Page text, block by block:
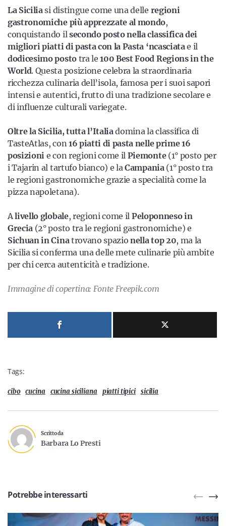
La Siciliasi distingue come una delle regioni
gastronomiche più apprezzate al mondo,
conquistando ilsecondo posto nella classifica dei
migliori piatti di pasta con la Pasta ‘ncasciatae il
dodicesimo postotra le 100 Best Food Regions in the
World. Questa posizione celebra la straordinaria
ricchezza culinaria dell’isola, famosa per i suoi sapori
intensi e autentici, frutto di una tradizione secolare e
di influenze culturali variegate.
Oltre la Sicilia, tutta l’Italiadomina la classifica di
TasteAtlas, con16 piatti di pasta nelle prime 16
posizioni e con regioni come il Piemonte(1° posto per
i Tajarin al tartufo bianco) e laCampania(1° posto tra
le regioni gastronomiche grazie a specialità come la
pizza napoletana).
Alivello globale, regioni come il Peloponneso in
Grecia (2° posto tra le regioni gastronomiche) e
Sichuan in Cinatrovano spazionella top 20, ma la
Sicilia si conferma una delle mete culinarie più ambite
per chi cerca autenticità e tradizione.
Immagine di copertina: Fonte Freepik.com
Tags:
cibo cucina cucina siciliana piatti tipici sicilia
Scritto da
Barbara Lo Presti
Potrebbe interessarti